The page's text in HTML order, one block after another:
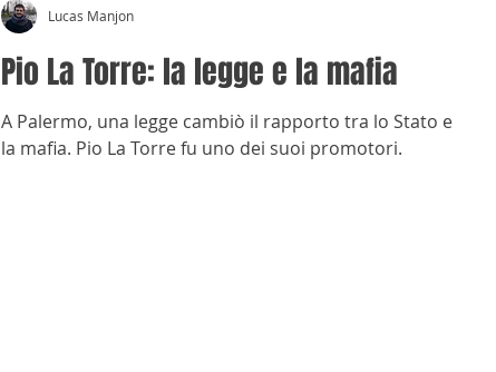
Pio La Torre: la legge e la mafia
A Palermo, una legge cambiò il rapporto tra lo Stato e
la mafia. Pio La Torre fu uno dei suoi promotori.
Lucas Manjon